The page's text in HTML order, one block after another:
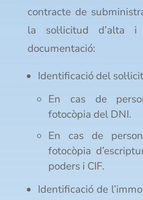
contracte de
la sol·licitud d’alta
documentació:
Identificació del
En cas de
fotocòpia del DNI.
En cas de
fotocòpia
poders i CIF.
Identificació de